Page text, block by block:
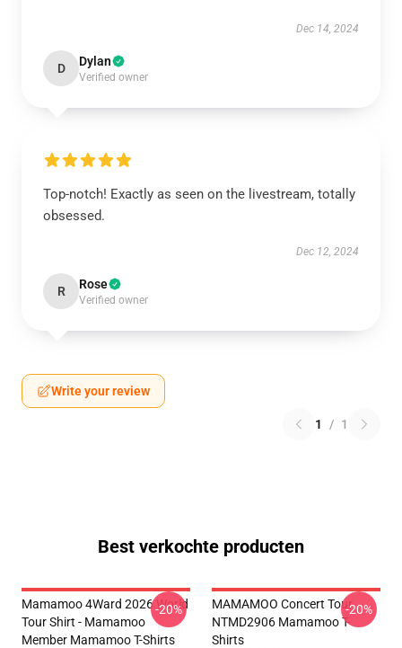
Dec 14, 2024
D Dylan
Verified owner
Top-notch! Exactly as seen on the livestream, totally
obsessed.
Dec 12, 2024
R Rose
Verified owner
Write your review
1 / 1
Best verkochte producten
Mamamoo 4Ward 2026 World
Tour Shirt - Mamamoo
Member Mamamoo T-Shirts
-20%
MAMAMOO Concert Tour
NTMD2906 Mamamoo T-
Shirts
-20%